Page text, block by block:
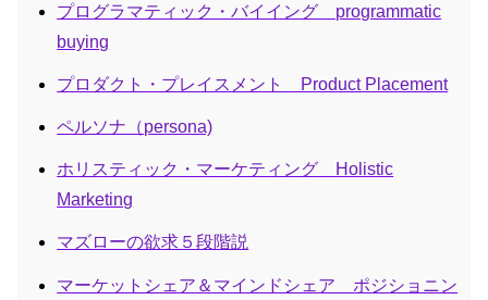
プログラマティック・バイイング programmatic
buying
プロダクト・プレイスメント Product Placement
ペルソナ（persona)
ホリスティック・マーケティング Holistic
Marketing
マズローの欲求５段階説
マーケットシェア＆マインドシェア ポジショニン